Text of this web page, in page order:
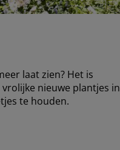
laat zien? Het is
nieuwe plantjes in
te houden.